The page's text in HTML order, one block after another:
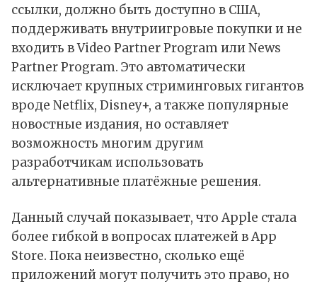
ссылки, должно быть доступно в США,
поддерживать внутриигровые покупки и не
входить в Video Partner Program или News
Partner Program. Это автоматически
исключает крупных стриминговых гигантов
вроде Netflix, Disney+, а также популярные
новостные издания, но оставляет
возможность многим другим
разработчикам использовать
альтернативные платёжные решения.
Данный случай показывает, что Apple стала
более гибкой в вопросах платежей в App
Store. Пока неизвестно, сколько ещё
приложений могут получить это право, но